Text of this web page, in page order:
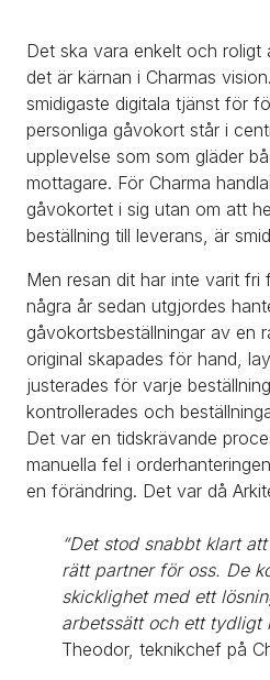
Det ska vara enkelt och roligt
det är kärnan i Charmas
smidigaste digitala tjänst för
personliga gåvokort står i
upplevelse som som gläder
mottagare. För Charma
gåvokortet i sig utan om att
beställning till leverans, är
Men resan dit har inte varit fri
några år sedan utgjordes
gåvokortsbeställningar av en
original skapades för hand,
justerades för varje
kontrollerades och
Det var en tidskrävande
manuella fel i
en förändring. Det var då
“Det stod snabbt klart
rätt partner för oss. De
skicklighet med ett
arbetssätt och ett tydligt
Theodor, teknikchef på